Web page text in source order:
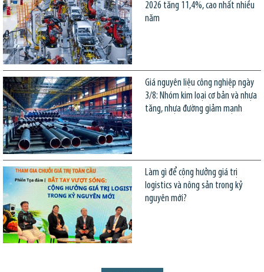
2026 tăng 11,4%, cao nhất nhiều
năm
Giá nguyên liệu công nghiệp ngày
3/8: Nhóm kim loại cơ bản và nhựa
tăng, nhựa đường giảm mạnh
Làm gì để cộng hưởng giá trị
logistics và nông sản trong kỷ
nguyên mới?